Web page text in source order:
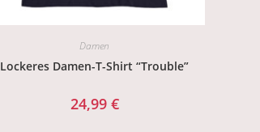
Damen
Lockeres Damen-T-Shirt “Trouble”
24,99 €